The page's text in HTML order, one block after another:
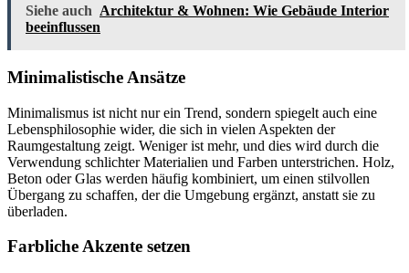
Siehe auch Architektur & Wohnen: Wie Gebäude Interior
beeinflussen
Minimalistische Ansätze
Minimalismus ist nicht nur ein Trend, sondern spiegelt auch eine
Lebensphilosophie wider, die sich in vielen Aspekten der
Raumgestaltung zeigt. Weniger ist mehr, und dies wird durch die
Verwendung schlichter Materialien und Farben unterstrichen. Holz,
Beton oder Glas werden häufig kombiniert, um einen stilvollen
Übergang zu schaffen, der die Umgebung ergänzt, anstatt sie zu
überladen.
Farbliche Akzente setzen